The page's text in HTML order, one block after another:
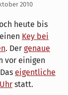
2010
heute bis
Key bei
. Der genaue
vor einigen
eigentliche
statt.